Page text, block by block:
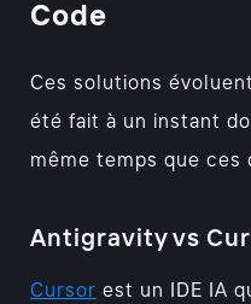
Code
Ces solutions
été fait à un instant
même temps que ces
Antigravity vs
Cursor est un IDE IA